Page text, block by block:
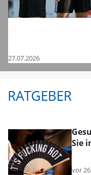
27.07.2026
RATGEBER
Sie
vor